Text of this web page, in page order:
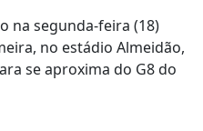
na segunda-feira (18)
no estádio Almeidão,
se aproxima do G8 do